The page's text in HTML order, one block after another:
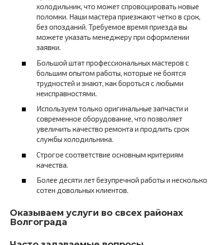
холодильник, что может спровоцировать новые
поломки. Наши мастера приезжают четко в срок,
без опозданий. Требуемое время приезда вы
можете указать менеджеру при оформлении
заявки.
Большой штат профессиональных мастеров с
большим опытом работы, которые не боятся
трудностей и знают, как бороться с любыми
неисправностями.
Используем только оригинальные запчасти и
современное оборудование, что позволяет
увеличить качество ремонта и продлить срок
службы холодильника.
Строгое соответствие основным критериям
качества.
Более десяти лет безупречной работы и несколько
сотен довольных клиентов.
Оказываем услуги во свсех районах
Волгограда